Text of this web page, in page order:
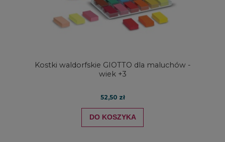
Kostki waldorfskie GIOTTO dla maluchów -
wiek +3
52,50 zł
DO KOSZYKA